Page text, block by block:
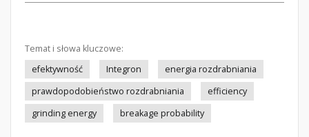
Temat i słowa kluczowe:
efektywność
Integron
energia rozdrabniania
prawdopodobieństwo rozdrabniania
efficiency
grinding energy
breakage probability